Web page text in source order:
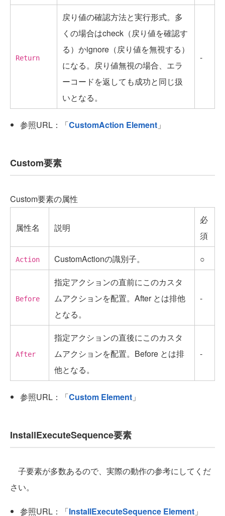
Return
戻り値の確認方法と実行形式。多
くの場合はcheck（戻り値を確認す
る）かignore（戻り値を無視する）
になる。戻り値無視の場合、エラ
ーコードを返しても成功と同じ扱
いとなる。
-
参照URL：「CustomAction Element 」
Custom要素
Custom要素の属性
属性名 説明
必
須
Action CustomActionの識別子。 ○
Before
指定アクションの直前にこのカスタ
ムアクションを配置。After とは排他
となる。
-
After
指定アクションの直後にこのカスタ
ムアクションを配置。Before とは排
他となる。
-
参照URL：「Custom Element 」
InstallExecuteSequence要素
子要素が多数あるので、実際の動作の参考にしてくだ
さい。
参照URL：「InstallExecuteSequence Element 」